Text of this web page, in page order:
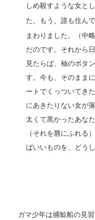
しめ殺すような女と
た。もう、誰も住ん
まわりました。（中
だのです。それから
見たらば、袖のボタ
す。今も、そのまま
ートでくっついてき
にあきたりない女が
太くて黒かったあな
（それを唇にふれる
ばいいものを、どう
ガマ少年は捕鯨船の見